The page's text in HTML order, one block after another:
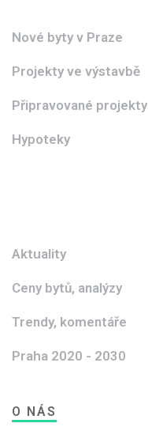
Nové byty v Praze
Projekty ve výstavbě
Připravované projekty
Hypoteky
Aktuality
Ceny bytů, analýzy
Trendy, komentáře
Praha 2020 - 2030
O NÁS